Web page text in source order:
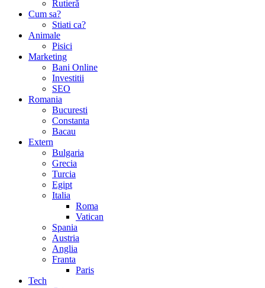
Rutieră
Cum sa?
Stiati ca?
Animale
Pisici
Marketing
Bani Online
Investitii
SEO
Romania
Bucuresti
Constanta
Bacau
Extern
Bulgaria
Grecia
Turcia
Egipt
Italia
Roma
Vatican
Spania
Austria
Anglia
Franta
Paris
Tech